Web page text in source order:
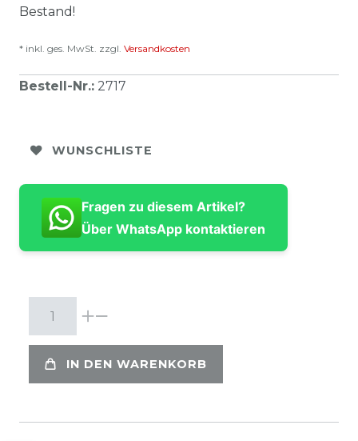
Bestand!
* inkl. ges. MwSt. zzgl. Versandkosten
Bestell-Nr.: 2717
WUNSCHLISTE
Fragen zu diesem Artikel?
Über WhatsApp kontaktieren
IN DEN WARENKORB